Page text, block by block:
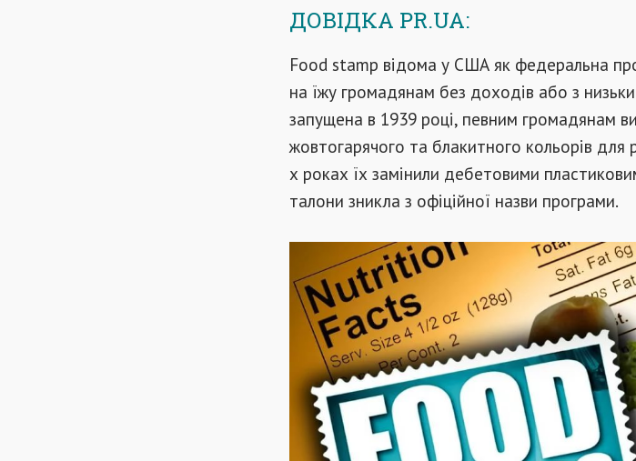
ДОВІДКА PR.UA:
Food stamp відома у США як федеральна
на їжу громадянам без доходів або з
запущена в 1939 році, певним громадянам
жовтогарячого та блакитного кольорів для
х роках їх замінили дебетовими
талони зникла з офіційної назви програми.